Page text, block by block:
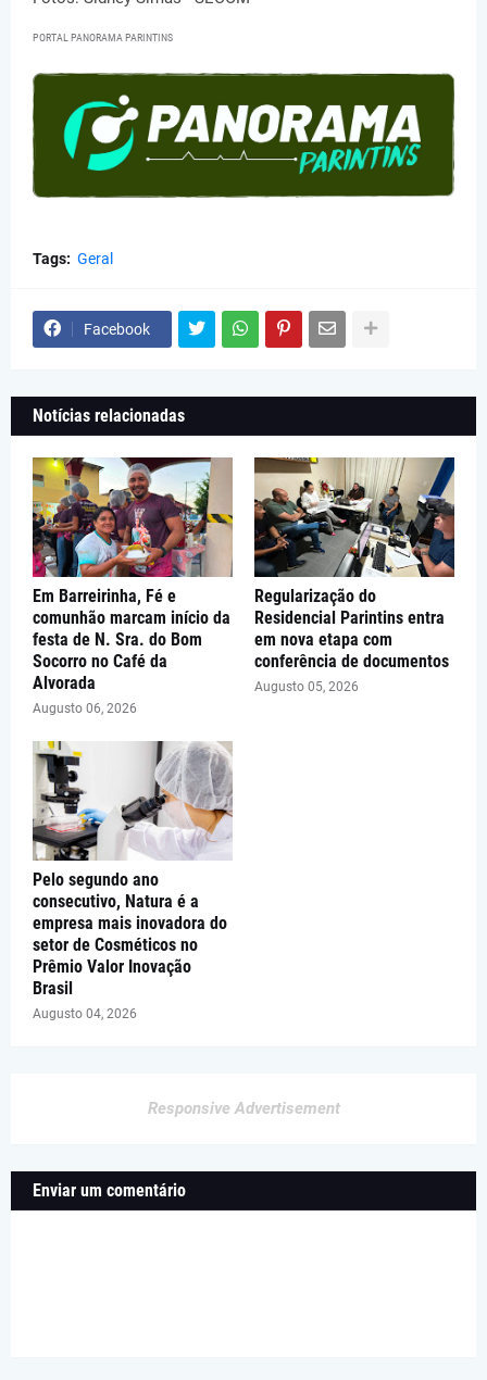
PORTAL PANORAMA PARINTINS
Tags: Geral
Facebook
Notícias relacionadas
Em Barreirinha, Fé e
comunhão marcam início da
festa de N. Sra. do Bom
Socorro no Café da
Alvorada
Augusto 06, 2026
Regularização do
Residencial Parintins entra
em nova etapa com
conferência de documentos
Augusto 05, 2026
Pelo segundo ano
consecutivo, Natura é a
empresa mais inovadora do
setor de Cosméticos no
Prêmio Valor Inovação
Brasil
Augusto 04, 2026
Responsive Advertisement
Enviar um comentário